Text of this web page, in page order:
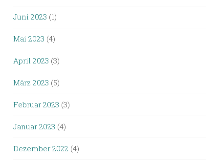
Juni 2023 (1)
Mai 2023 (4)
April 2023 (3)
März 2023 (5)
Februar 2023 (3)
Januar 2023 (4)
Dezember 2022 (4)